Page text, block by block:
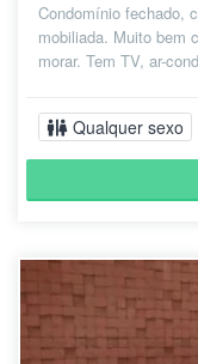
Condomínio fechado,
mobiliada. Muito bem
morar. Tem TV, ar-
Qualquer sexo